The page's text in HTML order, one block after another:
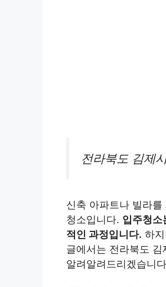
전라북도 김제
신축 아파트나 빌라
청소입니다. 입주청소
적인 과정입니다. 하
글에서는 전라북도
알려알려드리겠습니